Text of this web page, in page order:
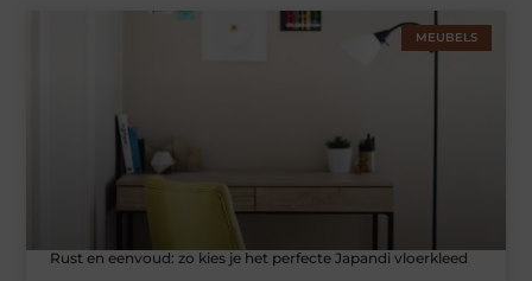
MEUBELS
Rust en eenvoud: zo kies je het perfecte Japandi vloerkleed